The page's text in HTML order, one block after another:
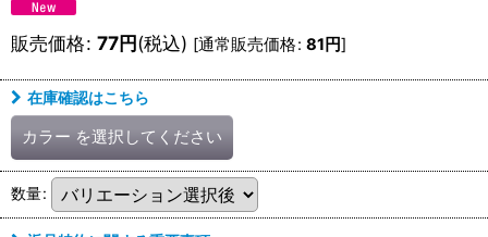
販売価格: 77円(税込) [通常販売価格: 81 円]
在庫確認はこちら
カラー を選択してください
数量: